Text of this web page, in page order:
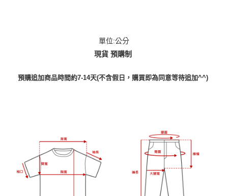
單位:公分
現貨 預購制
預購追加商品時間約7-14天(不含假日，購買即為同意等待追加^^)